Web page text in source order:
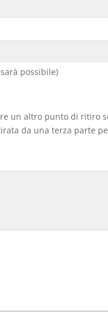
possibile)
un altro punto di ritiro
da una terza parte